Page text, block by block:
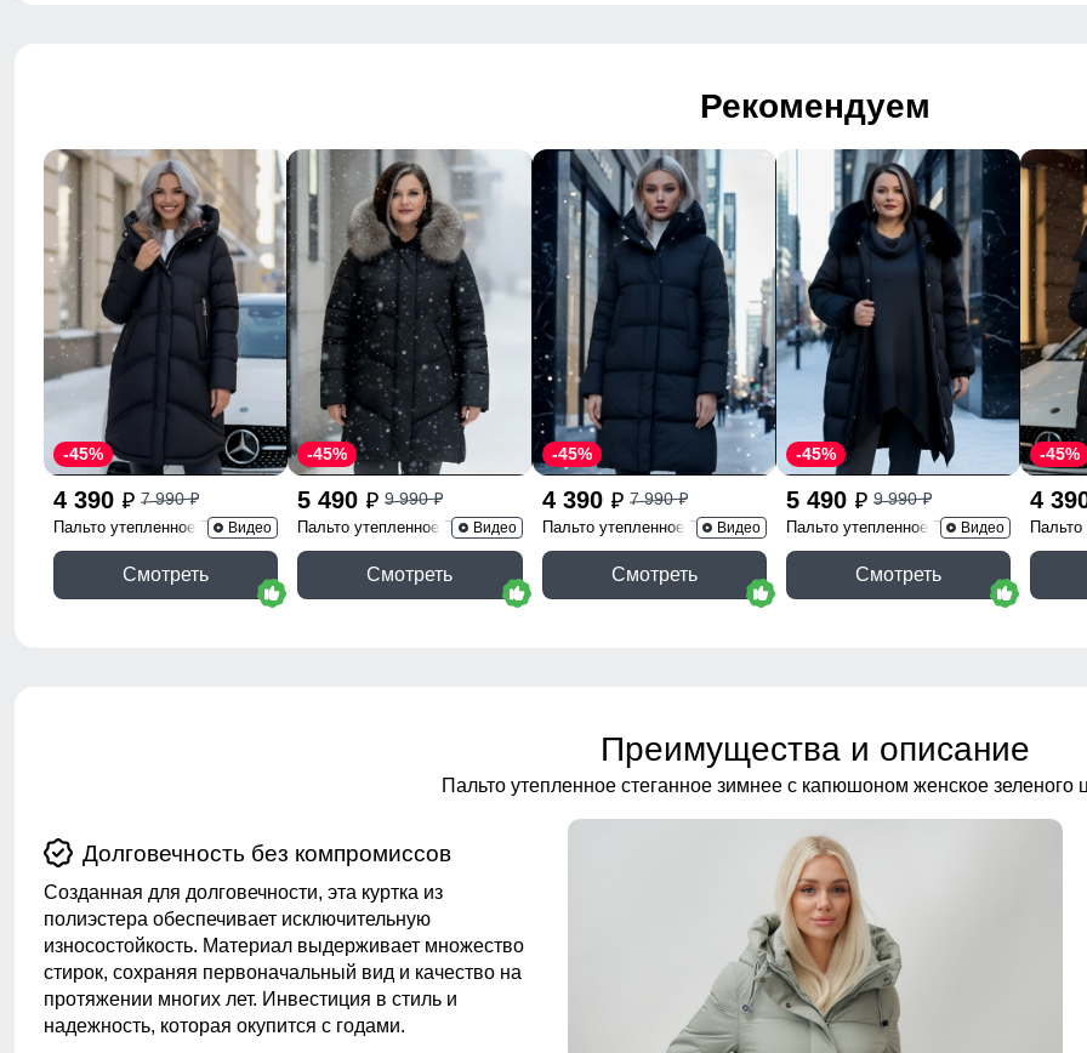
Рекомендуем
4 390 p 7 990p
-45%
Пальто утепленное 7747Ch
Видео
Смотреть
5 490 p 9 990p
-45%
Пальто утепленное 7745Ch
Видео
Смотреть
4 390 p 7 990p
-45%
Пальто утепленное 7618Ch
Видео
Смотреть
5 490 p 9 990p
-45%
Пальто утепленное 7629Ch
Видео
Смотреть
4
-45%
Пальто
Преимущества и описание
Пальто утепленное стеганное зимнее с капюшоном женское зеленого
Долговечность без компромиссов
Созданная для долговечности, эта куртка из
полиэстера обеспечивает исключительную
износостойкость. Материал выдерживает множество
стирок, сохраняя первоначальный вид и качество на
протяжении многих лет. Инвестиция в стиль и
надежность, которая окупится с годами.